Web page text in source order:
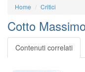
Home Critici
Cotto
Contenuti correlati